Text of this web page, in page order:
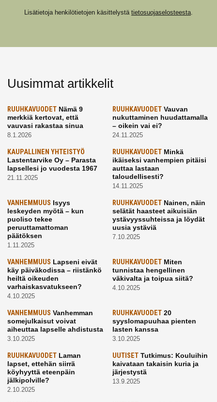
Lisätietoja henkilötietojen käsittelystä tietosuojaselosteesta.
Uusimmat artikkelit
RUUHKAVUODET Nämä 9
merkkiä kertovat, että
vauvasi rakastaa sinua
8.1.2026
RUUHKAVUODETVauvan
nukuttaminen huudattamalla
– oikein vai ei?
24.11.2025
KAUPALLINEN YHTEISTYÖ
Lastentarvike Oy – Parasta
lapsellesi jo vuodesta 1967
21.11.2025
RUUHKAVUODETMinkä
ikäiseksi vanhempien pitäisi
auttaa lastaan
taloudellisesti?
14.11.2025
VANHEMMUUS Isyys
leskeyden myötä – kun
puoliso tekee
peruuttamattoman
päätöksen
1.11.2025
RUUHKAVUODETNainen, näin
selätät haasteet aikuisiän
ystävyyssuhteissa ja löydät
uusia ystäviä
7.10.2025
VANHEMMUUS Lapseni eivät
käy päiväkodissa – riistänkö
heiltä oikeuden
varhaiskasvatukseen?
4.10.2025
RUUHKAVUODETMiten
tunnistaa hengellinen
väkivalta ja toipua siitä?
4.10.2025
VANHEMMUUS Vanhemman
somejulkaisut voivat
aiheuttaa lapselle ahdistusta
3.10.2025
RUUHKAVUODET20
syyslomapuuhaa pienten
lasten kanssa
3.10.2025
RUUHKAVUODET Laman
lapset, ettehän siirrä
köyhyyttä eteenpäin
jälkipolville?
2.10.2025
UUTISETTutkimus: Kouluihin
kaivataan takaisin kuria ja
järjestystä
13.9.2025